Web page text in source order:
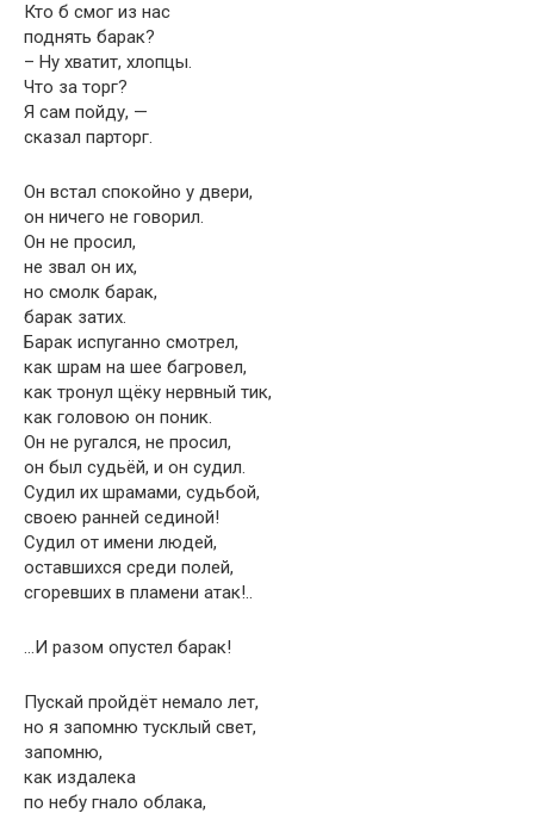
Кто б смог из нас
поднять барак?
– Ну хватит, хлопцы.
Что за торг?
Я сам пойду, —
сказал парторг.
Он встал спокойно у двери,
он ничего не говорил.
Он не просил,
не звал он их,
но смолк барак,
барак затих.
Барак испуганно смотрел,
как шрам на шее багровел,
как тронул щёку нервный тик,
как головою он поник.
Он не ругался, не просил,
он был судьёй, и он судил.
Судил их шрамами, судьбой,
своею ранней сединой!
Судил от имени людей,
оставшихся среди полей,
сгоревших в пламени атак!..
…И разом опустел барак!
Пускай пройдёт немало лет,
но я запомню тусклый свет,
запомню,
как издалека
по небу гнало облака,